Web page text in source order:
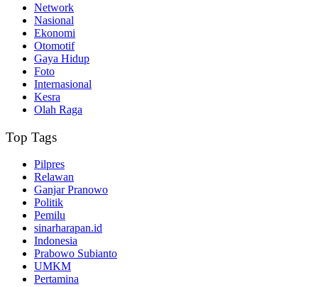
Network
Nasional
Ekonomi
Otomotif
Gaya Hidup
Foto
Internasional
Kesra
Olah Raga
Top Tags
Pilpres
Relawan
Ganjar Pranowo
Politik
Pemilu
sinarharapan.id
Indonesia
Prabowo Subianto
UMKM
Pertamina